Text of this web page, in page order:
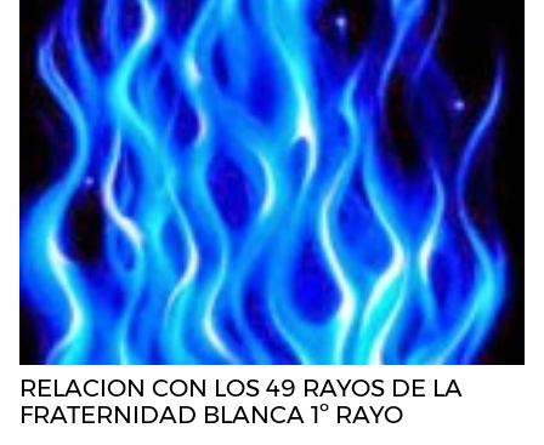
RELACION CON LOS 49 RAYOS DE LA
FRATERNIDAD BLANCA 1º RAYO